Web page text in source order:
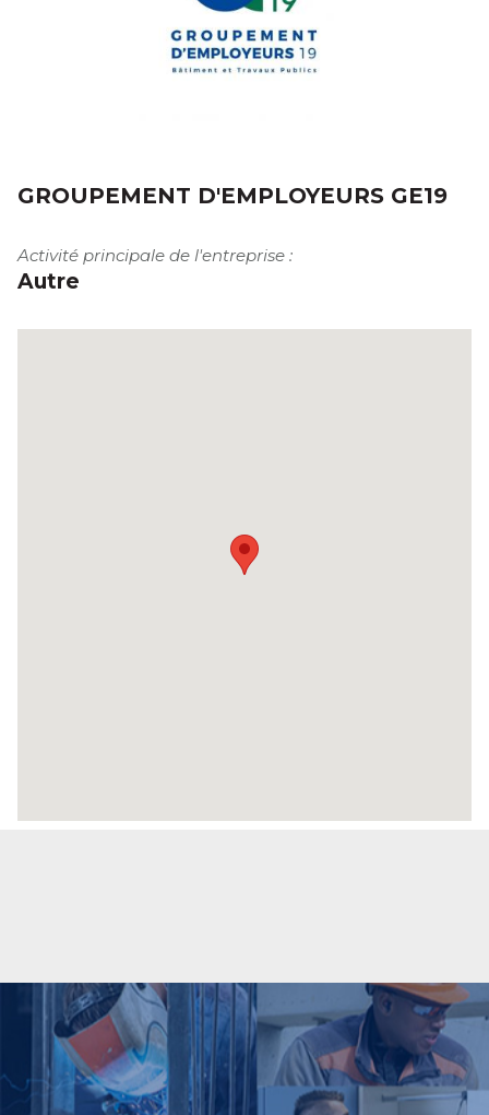
GROUPEMENT D'EMPLOYEURS GE19
Activité principale de l'entreprise :
Autre